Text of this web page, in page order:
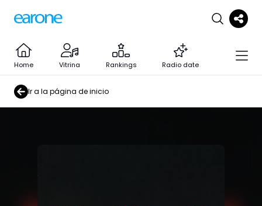
Home Vitrina Rankings Radio date
Ir a la página de inicio